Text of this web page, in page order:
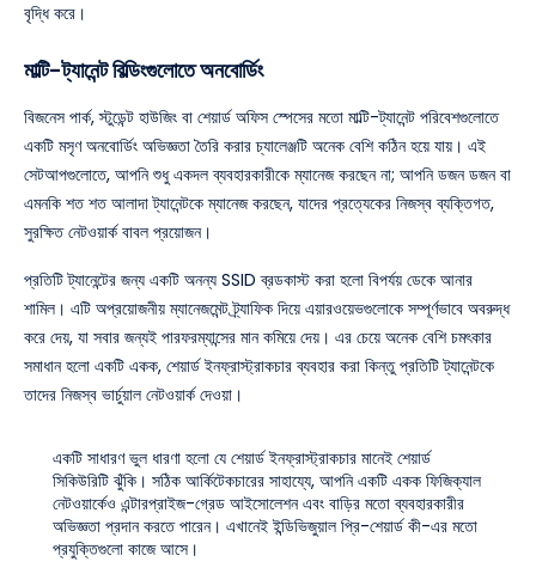
বৃদ্ধি করে।
মাল্টি-ট্যানেন্ট বিল্ডিংগুলোতে অনবোর্ডিং
বিজনেস পার্ক, স্টুডেন্ট হাউজিং বা শেয়ার্ড অফিস স্পেসের মতো মাল্টি-ট্যানেন্ট পরিবেশগুলোতে
একটি মসৃণ অনবোর্ডিং অভিজ্ঞতা তৈরি করার চ্যালেঞ্জটি অনেক বেশি কঠিন হয়ে যায়। এই
সেটআপগুলোতে, আপনি শুধু একদল ব্যবহারকারীকে ম্যানেজ করছেন না; আপনি ডজন ডজন বা
এমনকি শত শত আলাদা ট্যানেন্টকে ম্যানেজ করছেন, যাদের প্রত্যেকের নিজস্ব ব্যক্তিগত,
সুরক্ষিত নেটওয়ার্ক বাবল প্রয়োজন।
প্রতিটি ট্যানেন্টের জন্য একটি অনন্য SSID ব্রডকাস্ট করা হলো বিপর্যয় ডেকে আনার
শামিল। এটি অপ্রয়োজনীয় ম্যানেজমেন্ট ট্র্যাফিক দিয়ে এয়ারওয়েভগুলোকে সম্পূর্ণভাবে অবরুদ্ধ
করে দেয়, যা সবার জন্যই পারফরম্যান্সের মান কমিয়ে দেয়। এর চেয়ে অনেক বেশি চমৎকার
সমাধান হলো একটি একক, শেয়ার্ড ইনফ্রাস্ট্রাকচার ব্যবহার করা কিন্তু প্রতিটি ট্যানেন্টকে
তাদের নিজস্ব ভার্চুয়াল নেটওয়ার্ক দেওয়া।
একটি সাধারণ ভুল ধারণা হলো যে শেয়ার্ড ইনফ্রাস্ট্রাকচার মানেই শেয়ার্ড
সিকিউরিটি ঝুঁকি। সঠিক আর্কিটেকচারের সাহায্যে, আপনি একটি একক ফিজিক্যাল
নেটওয়ার্কেও এন্টারপ্রাইজ-গ্রেড আইসোলেশন এবং বাড়ির মতো ব্যবহারকারীর
অভিজ্ঞতা প্রদান করতে পারেন। এখানেই ইন্ডিভিজুয়াল প্রি-শেয়ার্ড কী-এর মতো
প্রযুক্তিগুলো কাজে আসে।